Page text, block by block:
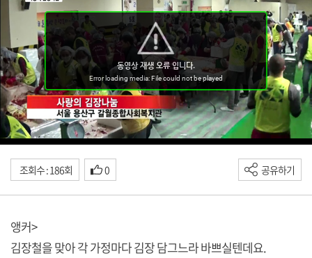
조회수 : 186회 0 공유하기
앵커>
김장철을 맞아 각 가정마다 김장 담그느라 바쁘실텐데요.